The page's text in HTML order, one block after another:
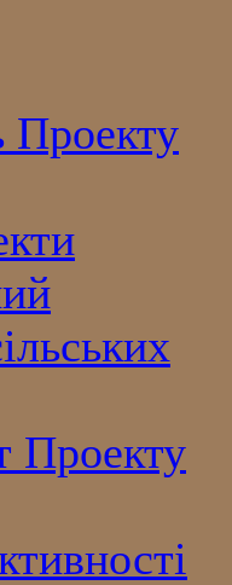
Проекту
Проекту